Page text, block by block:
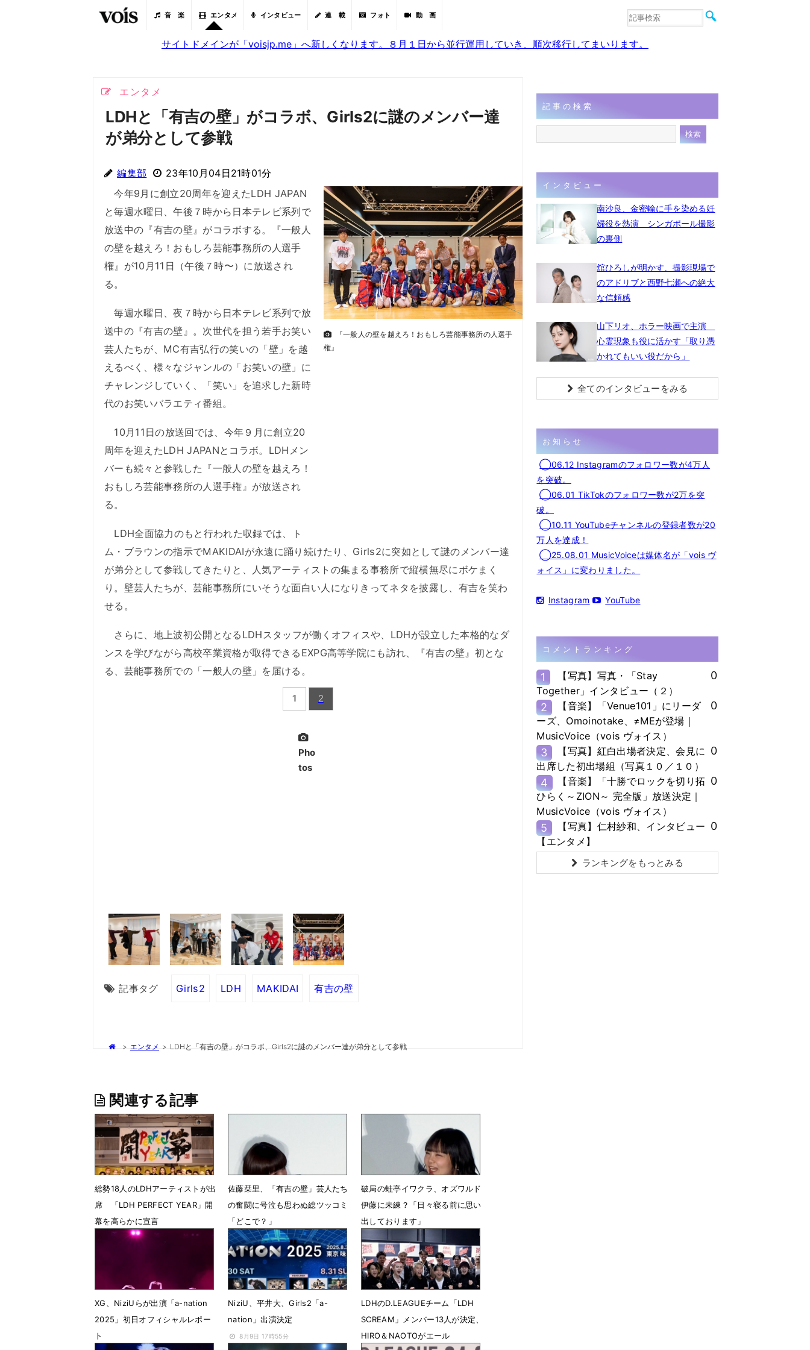
音 楽 エンタメ インタビュー 連 載 フォト 動 画
音楽
サイトドメインが「voisjp.me」へ新しくなります。８月１日から並行運用していき、順次移行してまいります。
エンタメ
LDHと「有吉の壁」がコラボ、Girls2に謎のメンバー達
が弟分として参戦
編集部 23年10月04日21時01分
『一般人の壁を越えろ！おもしろ芸能事務所の人選手
権』
今年9月に創立20周年を迎えたLDH JAPAN
と毎週水曜日、午後７時から日本テレビ系列で
放送中の『有吉の壁』がコラボする。『一般人
の壁を越えろ！おもしろ芸能事務所の人選手
権』が10月11日（午後７時〜）に放送され
る。
毎週水曜日、夜７時から日本テレビ系列で放
送中の『有吉の壁』。次世代を担う若手お笑い
芸人たちが、MC有吉弘行の笑いの「壁」を越
えるべく、様々なジャンルの「お笑いの壁」に
チャレンジしていく、「笑い」を追求した新時
代のお笑いバラエティ番組。
10月11日の放送回では、今年９月に創立20
周年を迎えたLDH JAPANとコラボ。LDHメン
バーも続々と参戦した『一般人の壁を越えろ！
おもしろ芸能事務所の人選手権』が放送され
る。
LDH全面協力のもと行われた収録では、ト
ム・ブラウンの指示でMAKIDAIが永遠に踊り続けたり、Girls2に突如として謎のメンバー達
が弟分として参戦してきたりと、人気アーティストの集まる事務所で縦横無尽にボケまく
り。壁芸人たちが、芸能事務所にいそうな面白い人になりきってネタを披露し、有吉を笑わ
せる。
さらに、地上波初公開となるLDHスタッフが働くオフィスや、LDHが設立した本格的なダ
ンスを学びながら高校卒業資格が取得できるEXPG高等学院にも訪れ、『有吉の壁』初とな
る、芸能事務所での「一般人の壁」を届ける。
1 2
Pho
tos
記事タグ Girls2 LDH MAKIDAI 有吉の壁
> エンタメ > LDHと「有吉の壁」がコラボ、Girls2に謎のメンバー達が弟分として参戦
関連する記事
総勢18人のLDHアーティストが出
席 「LDH PERFECT YEAR」開
幕を高らかに宣言
1月19日 14時14分
佐藤栞里、「有吉の壁」芸人たち
の奮闘に号泣も思わぬ総ツッコミ
「どこで？」
1月16日 16時07分
破局の蛙亭イワクラ、オズワルド
伊藤に未練？「日々寝る前に思い
出しております」
1月15日 21時48分
XG、NiziUらが出演「a-nation
2025」初日オフィシャルレポー
ト
NiziU、平井大、Girls2「a-
nation」出演決定
8月9日 17時55分
LDHのD.LEAGUEチーム「LDH
SCREAM」メンバー13人が決定、
HIRO＆NAOTOがエール
記事の検索
インタビュー
南沙良、金密輸に手を染める妊
婦役を熱演 シンガポール撮影
の裏側
舘ひろしが明かす、撮影現場で
のアドリブと西野七瀬への絶大
な信頼感
山下リオ、ホラー映画で主演
心霊現象も役に活かす「取り憑
かれてもいい役だから」
全てのインタビューをみる
お知らせ
◯06.12 Instagramのフォロワー数が4万人
を突破。
◯06.01 TikTokのフォロワー数が2万を突
破。
◯10.11 YouTubeチャンネルの登録者数が20
万人を達成！
◯25.08.01 MusicVoiceは媒体名が「vois ヴ
ォイス」に変わりました。
Instagram YouTube
コメントランキング
1
【写真】写真・「Stay
Together」インタビュー（２）
0
2
【音楽】「Venue101」にリーダ
ーズ、Omoinotake、≠MEが登場｜
MusicVoice（vois ヴォイス）
0
3
【写真】紅白出場者決定、会見に
出席した初出場組（写真１０／１０）
0
4
【音楽】「十勝でロックを切り拓
ひらく～ZION～ 完全版」放送決定｜
MusicVoice（vois ヴォイス）
0
5
【写真】仁村紗和、インタビュー
【エンタメ】
0
ランキングをもっとみる